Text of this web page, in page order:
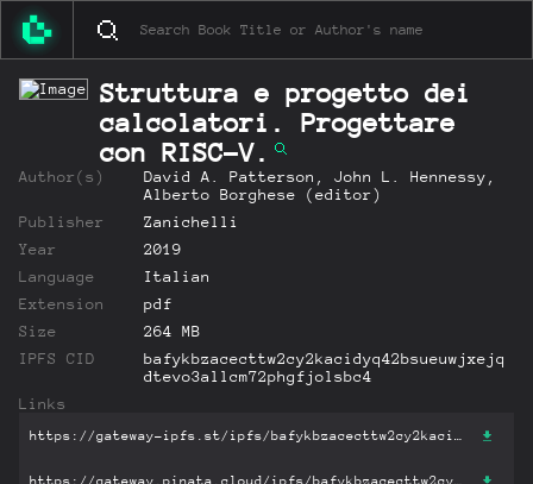
Struttura e progetto dei
calcolatori. Progettare
con RISC-V.
Author(s)
David A. Patterson, John L. Hennessy,
Alberto Borghese (editor)
Publisher
Zanichelli
Year
2019
Language
Italian
Extension
pdf
Size
264 MB
IPFS CID
bafykbzacecttw2cy2kacidyq42bsueuwjxejq
dtevo3allcm72phgfjolsbc4
Links